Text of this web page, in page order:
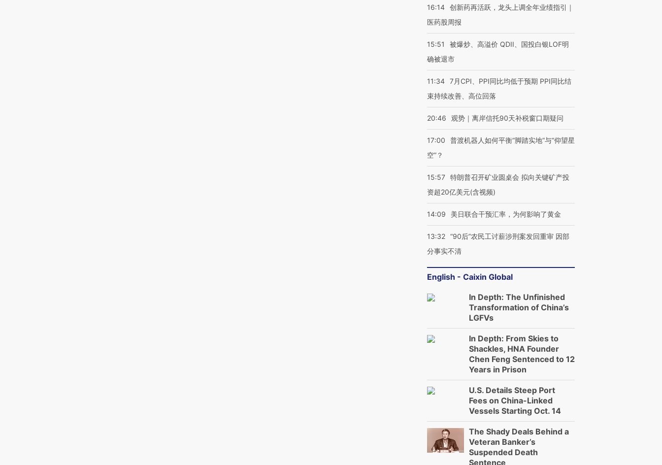
16:14 创新药再活跃，龙头上调全年业绩指引｜
医药股周报
15:51
被爆炒、高溢价 QDII、国投白银LOF明
确被退市
11:34 7月CPI、PPI同比均低于预期 PPI同比结
束持续改善、高位回落
20:46 观势｜离岸信托90天补税窗口期疑问
17:00
普渡机器人如何平衡“脚踏实地”与“仰望星
空”？
15:57 特朗普召开矿业圆桌会 拟向关键矿产投
资超20亿美元(含视频)
14:09 美日联合干预汇率，为何影响了黄金
13:32 “90后”农民工讨薪涉刑案发回重审 因部
分事实不清
English - Caixin Global
In Depth: The Unfinished
Transformation of China’s
LGFVs
In Depth: From Skies to
Shackles, HNA Founder
Chen Feng Sentenced to 12
Years in Prison
U.S. Details Steep Port
Fees on China-Linked
Vessels Starting Oct. 14
The Shady Deals Behind a
Veteran Banker’s
Suspended Death
Sentence